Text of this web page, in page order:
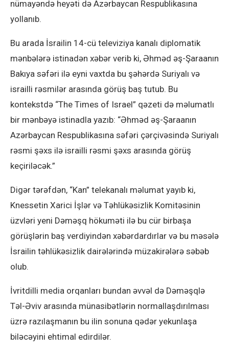
nümayəndə heyəti də Azərbaycan Respublikasına
yollanıb.
Bu arada İsrailin 14-cü televiziya kanalı diplomatik
mənbələrə istinadən xəbər verib ki, Əhməd əş-Şaraanın
Bakıya səfəri ilə eyni vaxtda bu şəhərdə Suriyalı və
israilli rəsmilər arasında görüş baş tutub. Bu
kontekstdə “The Times of Israel” qəzeti də məlumatlı
bir mənbəyə istinadla yazıb: “Əhməd əş-Şaraanın
Azərbaycan Respublikasına səfəri çərçivəsində Suriyalı
rəsmi şəxs ilə israilli rəsmi şəxs arasında görüş
keçiriləcək.”
Digər tərəfdən, “Kan” telekanalı məlumat yayıb ki,
Knessetin Xarici İşlər və Təhlükəsizlik Komitəsinin
üzvləri yeni Dəməşq hökuməti ilə bu cür birbaşa
görüşlərin baş verdiyindən xəbərdardırlar və bu məsələ
İsrailin təhlükəsizlik dairələrində müzakirələrə səbəb
olub.
İvritdilli media orqanları bundan əvvəl də Dəməşqlə
Təl-Əviv arasında münasibətlərin normallaşdırılması
üzrə razılaşmanın bu ilin sonuna qədər yekunlaşa
biləcəyini ehtimal edirdilər.